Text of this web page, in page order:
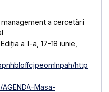
a cercetării
a II-a, 17-18 iunie,
http
Masa-